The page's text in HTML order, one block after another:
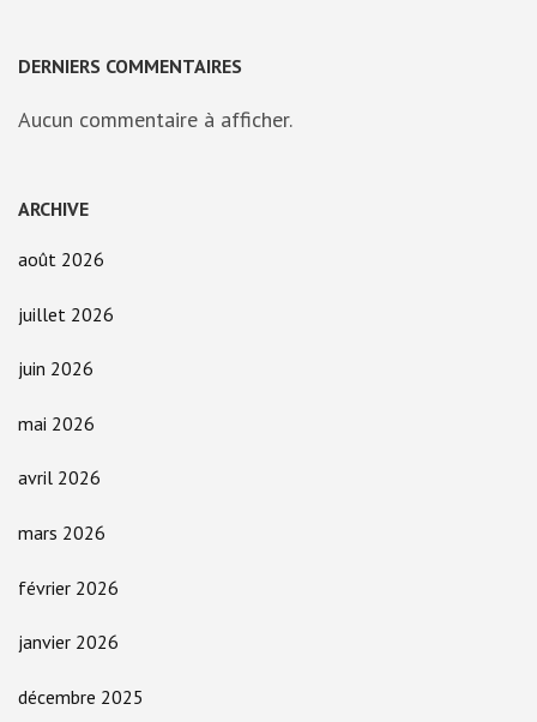
DERNIERS COMMENTAIRES
Aucun commentaire à afficher.
ARCHIVE
août 2026
juillet 2026
juin 2026
mai 2026
avril 2026
mars 2026
février 2026
janvier 2026
décembre 2025